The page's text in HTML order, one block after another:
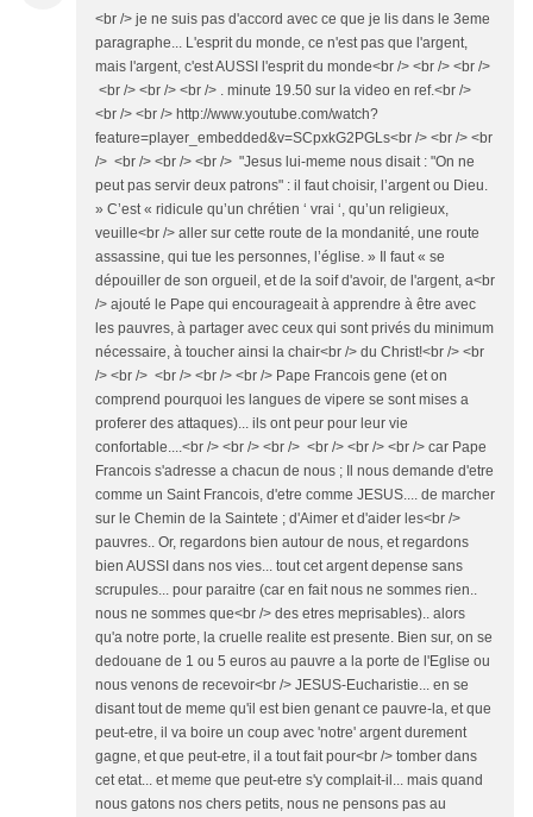
<br /> je ne suis pas d'accord avec ce que je lis dans le 3eme
paragraphe... L'esprit du monde, ce n'est pas que l'argent,
mais l'argent, c'est AUSSI l'esprit du monde<br /> <br /> <br />
<br /> <br /> <br /> . minute 19.50 sur la video en ref.<br />
<br /> <br /> http://www.youtube.com/watch?
feature=player_embedded&v=SCpxkG2PGLs<br /> <br /> <br
/> <br /> <br /> <br /> "Jesus lui-meme nous disait : "On ne
peut pas servir deux patrons" : il faut choisir, l’argent ou Dieu.
» C’est « ridicule qu’un chrétien ‘ vrai ‘, qu’un religieux,
veuille<br /> aller sur cette route de la mondanité, une route
assassine, qui tue les personnes, l’église. » Il faut « se
dépouiller de son orgueil, et de la soif d'avoir, de l'argent, a<br
/> ajouté le Pape qui encourageait à apprendre à être avec
les pauvres, à partager avec ceux qui sont privés du minimum
nécessaire, à toucher ainsi la chair<br /> du Christ!<br /> <br
/> <br /> <br /> <br /> <br /> Pape Francois gene (et on
comprend pourquoi les langues de vipere se sont mises a
proferer des attaques)... ils ont peur pour leur vie
confortable....<br /> <br /> <br /> <br /> <br /> <br /> car Pape
Francois s'adresse a chacun de nous ; Il nous demande d'etre
comme un Saint Francois, d'etre comme JESUS.... de marcher
sur le Chemin de la Saintete ; d'Aimer et d'aider les<br />
pauvres.. Or, regardons bien autour de nous, et regardons
bien AUSSI dans nos vies... tout cet argent depense sans
scrupules... pour paraitre (car en fait nous ne sommes rien..
nous ne sommes que<br /> des etres meprisables).. alors
qu'a notre porte, la cruelle realite est presente. Bien sur, on se
dedouane de 1 ou 5 euros au pauvre a la porte de l'Eglise ou
nous venons de recevoir<br /> JESUS-Eucharistie... en se
disant tout de meme qu'il est bien genant ce pauvre-la, et que
peut-etre, il va boire un coup avec 'notre' argent durement
gagne, et que peut-etre, il a tout fait pour<br /> tomber dans
cet etat... et meme que peut-etre s'y complait-il... mais quand
nous gatons nos chers petits, nous ne pensons pas au